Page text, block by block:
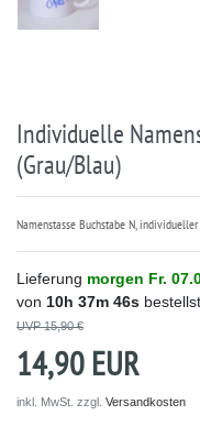
Individuelle
(Grau/Blau)
Namenstasse Buchstabe N,
Lieferung morgen Fr.
von 10h 37m 46s bestellst
UVP 15,90 €
14,90 EUR
inkl. MwSt. zzgl. Versandkosten